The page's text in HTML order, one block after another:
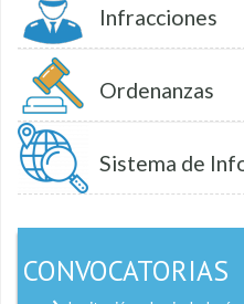
Infracciones
Ordenanzas
Sistema de
CONVOCATORIAS